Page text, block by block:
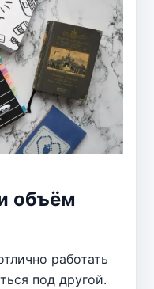
объём
работать
под другой.